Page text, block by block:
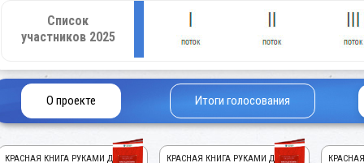
Список
участников 2025
О проекте Итоги голосования
КРАСНАЯ КНИГА РУКАМИ ДЕТЕЙ!
КРАСНАЯ КНИГА РУКАМИ ДЕТЕЙ!